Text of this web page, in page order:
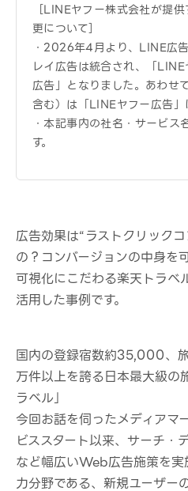
［LINEヤフー株式会社が提
更について］
・2026年4月より、LINE広
レイ広告は統合され、「
広告」となりました。あわせ
含む）は「LINEヤフー広告」
・本記事内の社名・サービ
す。
広告効果は“ラストクリック
の？コンバージョンの中身を
可視化にこだわる楽天トラベ
活用した事例です。
国内の登録宿数約35,000、
万件以上を誇る日本最大級の
ラベル」
今回お話を伺ったメディアマ
ビススタート以来、サーチ・
など幅広いWeb広告施策を
力分野である、新規ユーザー